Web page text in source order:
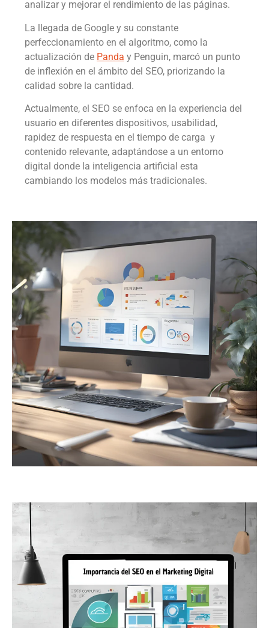
analizar y mejorar el rendimiento de las páginas.
La llegada de Google y su constante
perfeccionamiento en el algoritmo, como la
actualización de Panda y Penguin, marcó un punto
de inflexión en el ámbito del SEO, priorizando la
calidad sobre la cantidad.
Actualmente, el SEO se enfoca en la experiencia del
usuario en diferentes dispositivos, usabilidad,
rapidez de respuesta en el tiempo de carga y
contenido relevante, adaptándose a un entorno
digital donde la inteligencia artificial esta
cambiando los modelos más tradicionales.